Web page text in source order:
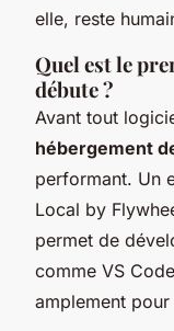
elle, reste
Quel est le
débute ?
Avant tout
hébergement
performant. Un
Local by
permet de
comme VS
amplement